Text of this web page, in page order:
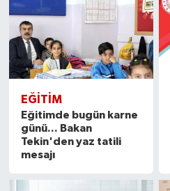
EĞITIM
Eğitimde bugün karne
günü... Bakan
Tekin'den yaz tatili
mesajı